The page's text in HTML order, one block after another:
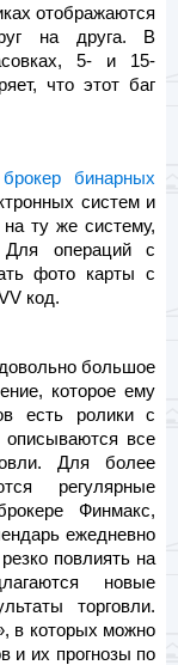
отображаются
на друга. В
5- и 15-
что этот баг
брокер бинарных
систем и
ту же систему,
Для операций с
фото карты с
код.
большое
которое ему
есть ролики с
описываются все
Для более
регулярные
Финмакс,
ежедневно
повлиять на
новые
торговли.
в которых можно
и их прогнозы по